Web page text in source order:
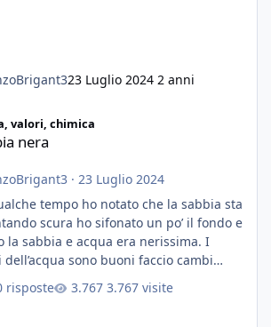
23 Luglio 2024 2 anni
valori, chimica
nera
· 23 Luglio 2024
tempo ho notato che la sabbia sta
scura ho sifonato un po’ il fondo e
la sabbia e acqua era nerissima. I
dell’acqua sono buoni faccio cambi
foglie delle piante sono
risposte 3.767 visite